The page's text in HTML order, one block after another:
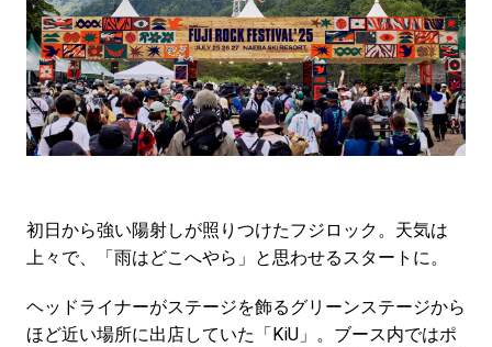
初日から強い陽射しが照りつけたフジロック。天気は
上々で、「雨はどこへやら」と思わせるスタートに。
ヘッドライナーがステージを飾るグリーンステージから
ほど近い場所に出店していた「KiU」。ブース内ではポ